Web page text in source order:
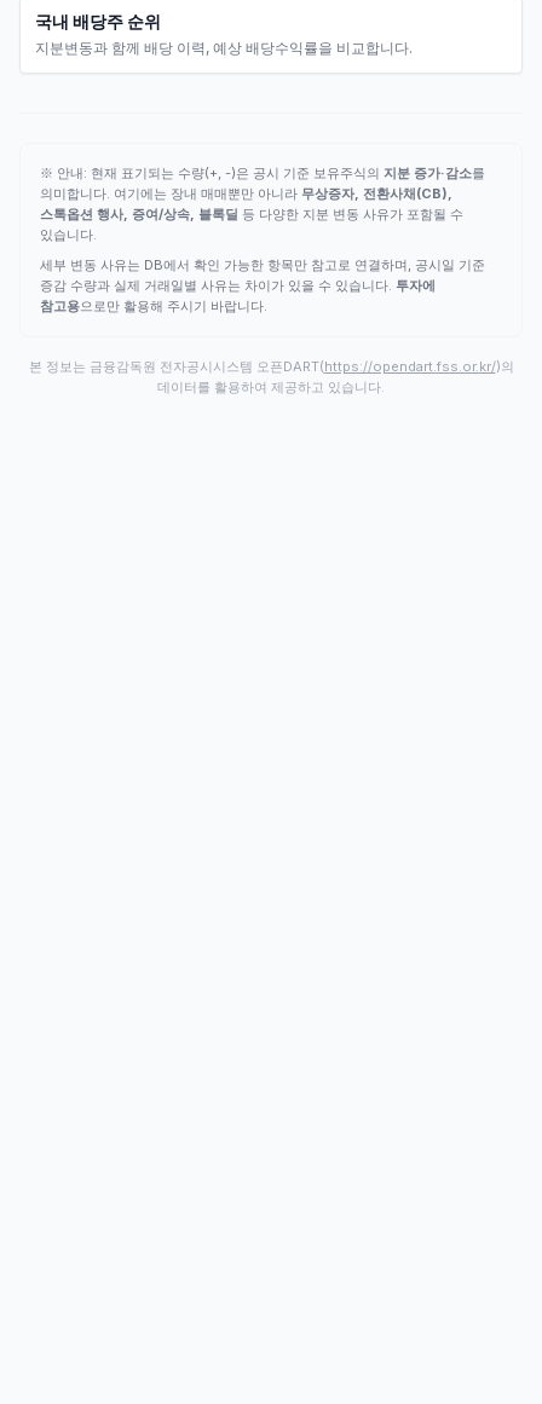
국내 배당주 순위
지분변동과 함께 배당 이력, 예상 배당수익률을 비교합니다.
※ 안내: 현재 표기되는 수량(+, -)은 공시 기준 보유주식의 지분 증가·감소를
의미합니다. 여기에는 장내 매매뿐만 아니라 무상증자, 전환사채(CB),
스톡옵션 행사, 증여/상속, 블록딜 등 다양한 지분 변동 사유가 포함될 수
있습니다.
세부 변동 사유는 DB에서 확인 가능한 항목만 참고로 연결하며, 공시일 기준
증감 수량과 실제 거래일별 사유는 차이가 있을 수 있습니다. 투자에
참고용으로만 활용해 주시기 바랍니다.
본 정보는 금융감독원 전자공시시스템 오픈DART(https://opendart.fss.or.kr/)의
데이터를 활용하여 제공하고 있습니다.